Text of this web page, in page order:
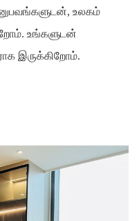
உலகம்
உங்களுடன்
இருக்கிறோம்.